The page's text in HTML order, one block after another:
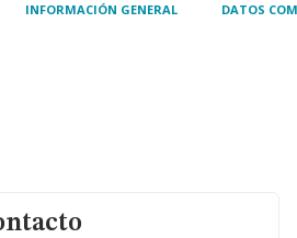
INFORMACIÓN GENERAL DATOS